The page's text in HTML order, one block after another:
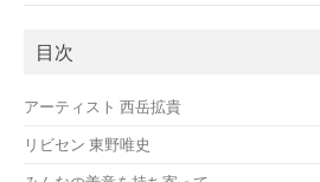
目次
アーティスト 西岳拡貴
リビセン 東野唯史